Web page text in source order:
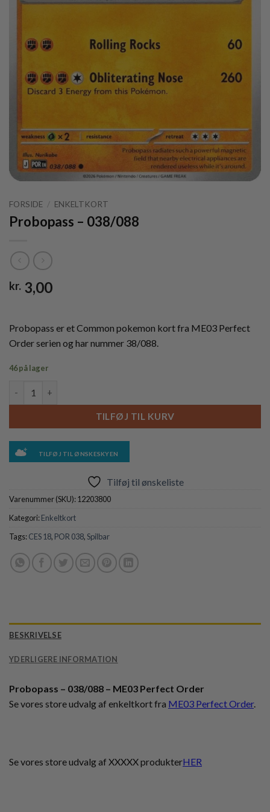
FORSIDE / ENKELTKORT
Probopass – 038/088
kr. 3,00
Probopass er et Common pokemon kort fra ME03 Perfect
Order serien og har nummer 38/088.
46 på lager
TILFØJ TIL KURV
TILFØJ TIL ØNSKESKYEN
Tilføj til ønskeliste
Varenummer (SKU):12203800
Kategori:Enkeltkort
Tags:CES 18, POR 038,Spilbar
BESKRIVELSE
YDERLIGERE INFORMATION
Probopass – 038/088 – ME03 Perfect Order
Se vores store udvalg af enkeltkort fra ME03 Perfect Order.
Se vores store udvalg af XXXXX produkterHER